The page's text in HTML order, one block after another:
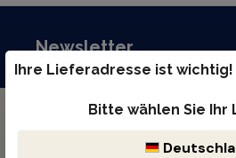
Newsletter
WIR LEBEN WEIN.
Ihre Lieferadresse ist wichtig!
Bitte wählen Sie Ihr